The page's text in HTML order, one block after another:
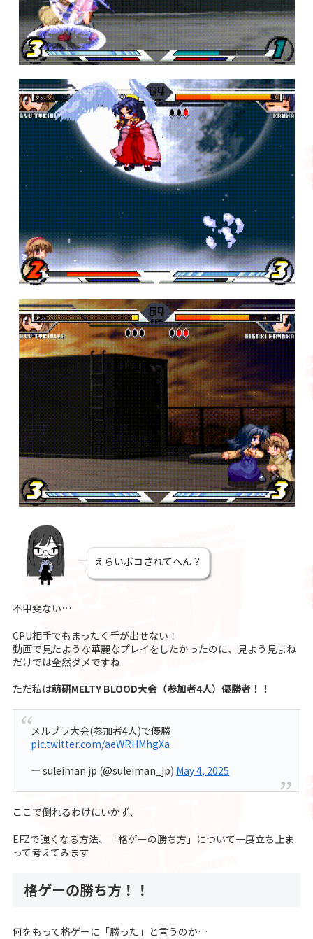
えらいボコされてへん？
不甲斐ない…
CPU相手でもまったく手が出せない！
動画で見たような華麗なプレイをしたかったのに、見よう見まね
だけでは全然ダメですね
ただ私は萌研MELTY BLOOD大会（参加者4人）優勝者！！
メルブラ大会(参加者4人)で優勝
pic.twitter.com/aeWRHMhgXa
— suleiman.jp (@suleiman_jp) May 4, 2025
ここで倒れるわけにいかず、
EFZで強くなる方法、「格ゲーの勝ち方」について一度立ち止ま
って考えてみます
格ゲーの勝ち方！！
何をもって格ゲーに「勝った」と言うのか…